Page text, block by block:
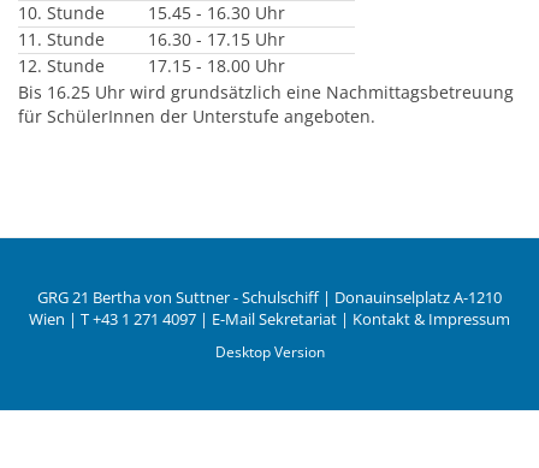
10. Stunde
15.45 - 16.30 Uhr
11. Stunde
16.30 - 17.15 Uhr
12. Stunde
17.15 - 18.00 Uhr
Bis 16.25 Uhr wird grundsätzlich eine Nachmittagsbetreuung
für SchülerInnen der Unterstufe angeboten.
GRG 21 Bertha von Suttner - Schulschiff | Donauinselplatz A-1210
Wien | T+43 1 271 4097 | E-Mail Sekretariat | Kontakt & Impressum
Desktop Version